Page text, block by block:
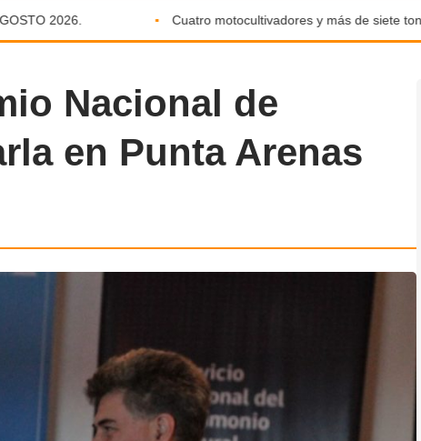
2026. Cuatro motocultivadores y más de siete
Nacional de
en Punta Arenas